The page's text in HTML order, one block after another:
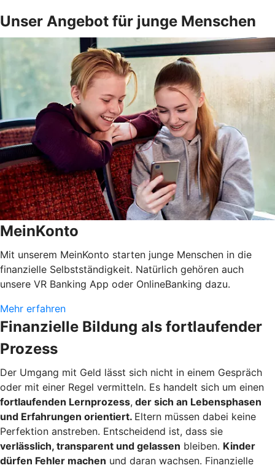
Unser Angebot für junge Menschen
MeinKonto
Mit unserem MeinKonto starten junge Menschen in die
finanzielle Selbstständigkeit. Natürlich gehören auch
unsere VR Banking App oder OnlineBanking dazu.
Mehr erfahren
Finanzielle Bildung als fortlaufender
Prozess
Der Umgang mit Geld lässt sich nicht in einem Gespräch
oder mit einer Regel vermitteln. Es handelt sich um einen
fortlaufenden Lernprozess, der sich an Lebensphasen
und Erfahrungen orientiert. Eltern müssen dabei keine
Perfektion anstreben. Entscheidend ist, dass sie
verlässlich, transparent und gelassen bleiben. Kinder
dürfen Fehler machen und daran wachsen. Finanzielle